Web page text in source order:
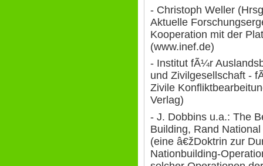
- Christoph Weller
Aktuelle
Kooperation mit der
(www.inef.de)
- Institut fÃ¼r
und Zivilgesellschaft -
Zivile
Verlag)
- J. Dobbins u.a.: The
Building, Rand
(eine â€žDoktrin zur
Nationbuilding-